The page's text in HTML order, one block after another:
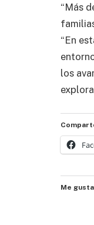
“Más
“En
los
Me